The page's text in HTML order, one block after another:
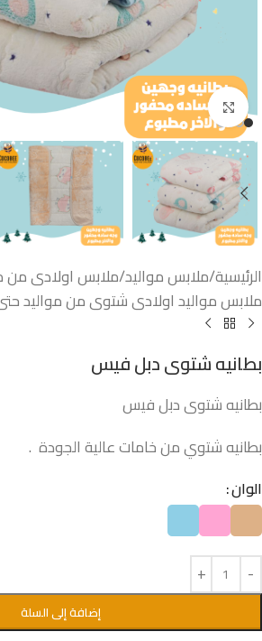
اضغط للتكبير
الرئيسية/ملابس مواليد/ملابس اولادى من
ملابس مواليد اولادى شتوى من مواليد حتى 18
بطانيه شتوى دبل فيس
بطانيه شتوى دبل فيس
بطانيه شتوي من خامات عالية الجودة .
الوان
إضافة إلى السلة